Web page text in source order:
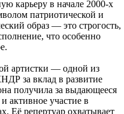
карьеру в начале 2000-х
патриотической и
образ — это строгость,
что особенно
артистки — одной из
за вклад в развитие
получила за выдающееся
активное участие в
Её репертуар охватывает